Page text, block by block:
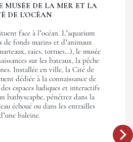
MUSÉE DE LA MER ET LA
DE L'OCÉAN
face à l’océan. L’aquarium
de fonds marins et d’animaux
raies, tortues…), le musée
sur les bateaux, la pêche
Installée en ville, la Cité de
dédiée à la connaissance de
espaces ludiques et interactifs
bathyscaphe, pénétrez dans la
échoué ou dans les entrailles
baleine.